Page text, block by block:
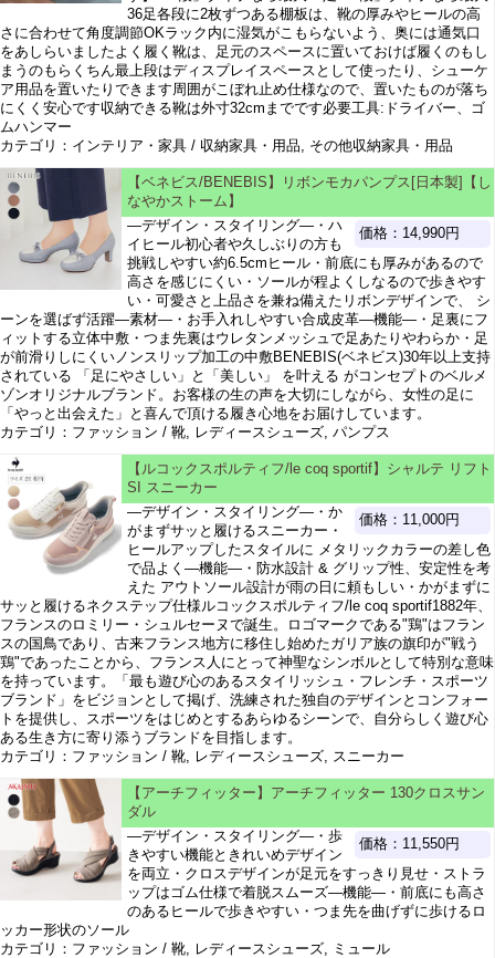
36足各段に2枚ずつある棚板は、靴の厚みやヒールの高
さに合わせて角度調節OKラック内に湿気がこもらないよう、奥には通気口
をあしらいましたよく履く靴は、足元のスペースに置いておけば履くのもし
まうのもらくちん最上段はディスプレイスペースとして使ったり、シューケ
ア用品を置いたりできます周囲がこぼれ止め仕様なので、置いたものが落ち
にくく安心です収納できる靴は外寸32cmまでです必要工具:ドライバー、ゴ
ムハンマー
カテゴリ：インテリア・家具 / 収納家具・用品, その他収納家具・用品
【ベネビス/BENEBIS】リボンモカパンプス[日本製]【し
なやかストーム】
価格：14,990円
―デザイン・スタイリング―・ハ
イヒール初心者や久しぶりの方も
挑戦しやすい約6.5cmヒール・前底にも厚みがあるので
高さを感じにくい・ソールが程よくしなるので歩きやす
い・可愛さと上品さを兼ね備えたリボンデザインで、 シ
ーンを選ばず活躍―素材―・お手入れしやすい合成皮革―機能―・足裏にフ
ィットする立体中敷・つま先裏はウレタンメッシュで足あたりやわらか・足
が前滑りしにくいノンスリップ加工の中敷BENEBIS(ベネビス)30年以上支持
されている 「足にやさしい」と「美しい」 を叶える がコンセプトのベルメ
ゾンオリジナルブランド。お客様の生の声を大切にしながら、女性の足に
「やっと出会えた」と喜んで頂ける履き心地をお届けしています。
カテゴリ：ファッション / 靴, レディースシューズ, パンプス
【ルコックスポルティフ/le coq sportif】シャルテ リフト
SI スニーカー
価格：11,000円
―デザイン・スタイリング―・か
がまずサッと履けるスニーカー・
ヒールアップしたスタイルに メタリックカラーの差し色
で品よく―機能―・防水設計 & グリップ性、安定性を考
えた アウトソール設計が雨の日に頼もしい・かがまずに
サッと履けるネクステップ仕様ルコックスポルティフ/le coq sportif1882年、
フランスのロミリー・シュルセーヌで誕生。ロゴマークである"鶏"はフラン
スの国鳥であり、古来フランス地方に移住し始めたガリア族の旗印が"戦う
鶏"であったことから、フランス人にとって神聖なシンボルとして特別な意味
を持っています。「最も遊び心のあるスタイリッシュ・フレンチ・スポーツ
ブランド」をビジョンとして掲げ、洗練された独自のデザインとコンフォー
トを提供し、スポーツをはじめとするあらゆるシーンで、自分らしく遊び心
ある生き方に寄り添うブランドを目指します。
カテゴリ：ファッション / 靴, レディースシューズ, スニーカー
【アーチフィッター】アーチフィッター 130クロスサン
ダル
価格：11,550円
―デザイン・スタイリング―・歩
きやすい機能ときれいめデザイン
を両立・クロスデザインが足元をすっきり見せ・ストラ
ップはゴム仕様で着脱スムーズ―機能―・前底にも高さ
のあるヒールで歩きやすい・つま先を曲げずに歩けるロ
ッカー形状のソール
カテゴリ：ファッション / 靴, レディースシューズ, ミュール